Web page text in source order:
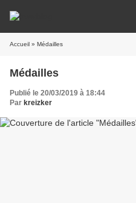
Accueil » Médailles
Médailles
Publié le 20/03/2019 à 18:44
Par kreizker